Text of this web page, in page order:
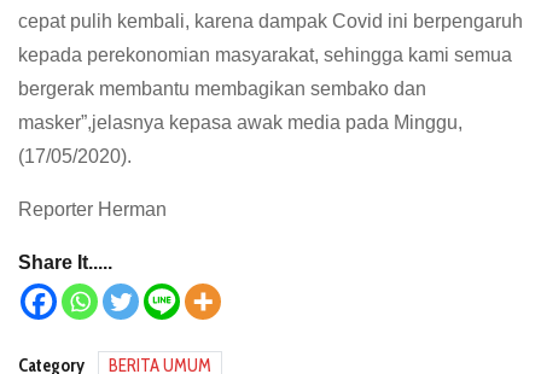
cepat pulih kembali, karena dampak Covid ini berpengaruh
kepada perekonomian masyarakat, sehingga kami semua
bergerak membantu membagikan sembako dan
masker”,jelasnya kepasa awak media pada Minggu,
(17/05/2020).
Reporter Herman
Share It.....
Category BERITA UMUM